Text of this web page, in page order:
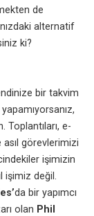
de
alternatif
ki?
bir takvim
e-
görevlerimizi
işimizin
işimiz değil.
da bir yapımcı
olan Phil